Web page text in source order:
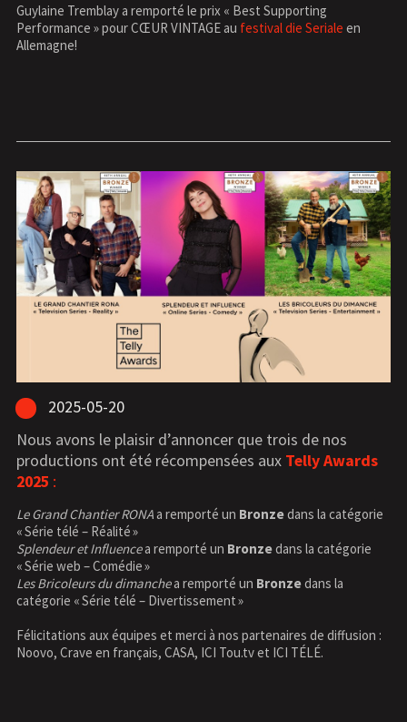
Guylaine Tremblay a remporté le prix « Best Supporting
Performance » pour CŒUR VINTAGE au festival die Seriale en
Allemagne!
2025-05-20
Nous avons le plaisir d’annoncer que trois de nos
productions ont été récompensées aux Telly Awards
2025 :
Le Grand Chantier RONAa remporté un Bronzedans la catégorie
« Série télé – Réalité »
Splendeur et Influencea remporté un Bronzedans la catégorie
« Série web – Comédie »
Les Bricoleurs du dimanchea remporté un Bronzedans la
catégorie « Série télé – Divertissement »
Félicitations aux équipes et merci à nos partenaires de diffusion :
Noovo, Crave en français, CASA, ICI Tou.tv et ICI TÉLÉ.